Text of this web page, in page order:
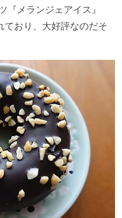
『メランジェアイス』
ており、大好評なのだそ